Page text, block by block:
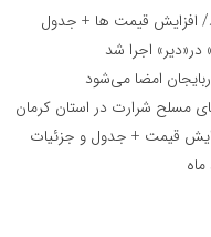
اجرا شد
امضا می‌شود